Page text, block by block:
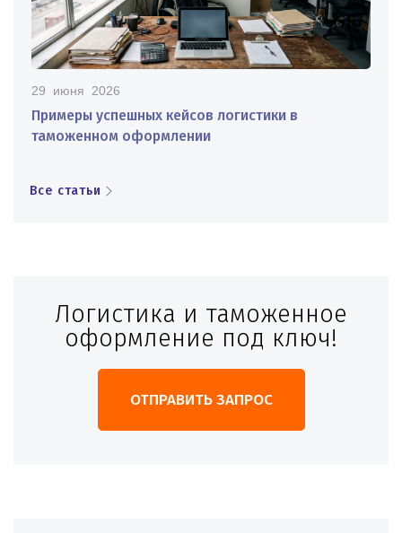
29 июня 2026
Примеры успешных кейсов логистики в
таможенном оформлении
Все статьи
Логистика и таможенное
оформление под ключ!
ОТПРАВИТЬ ЗАПРОС